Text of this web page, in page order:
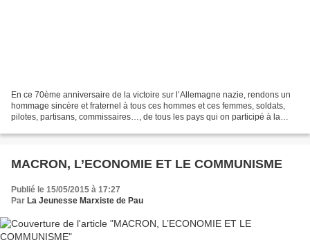
En ce 70ème anniversaire de la victoire sur l’Allemagne nazie, rendons un
hommage sincère et fraternel à tous ces hommes et ces femmes, soldats,
pilotes, partisans, commissaires…, de tous les pays qui on participé à la
MACRON, L’ECONOMIE ET LE COMMUNISME
Publié le 15/05/2015 à 17:27
Par La Jeunesse Marxiste de Pau